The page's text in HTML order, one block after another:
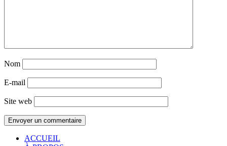
Nom
E-mail
Site web
ACCUEIL